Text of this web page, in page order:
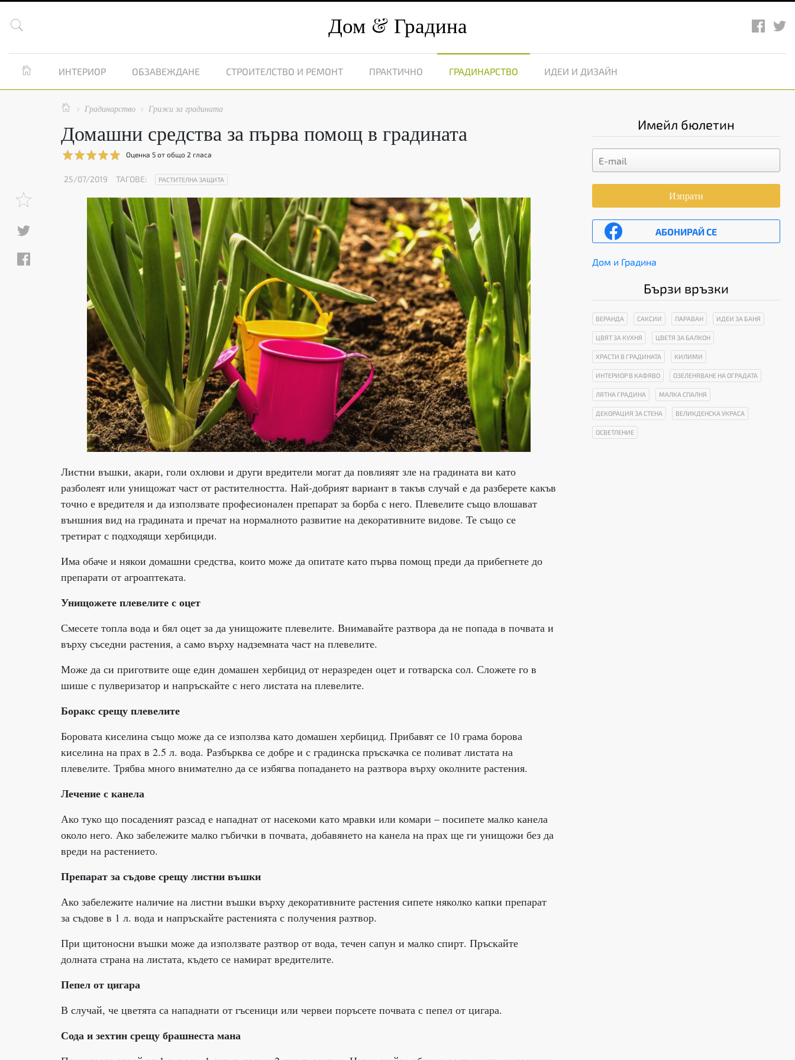
 Дом Градина
 ИНТЕРИОР ОБЗАВЕЖДАНЕ СТРОИТЕЛСТВО И РЕМОНТ ПРАКТИЧНО ГРАДИНАРСТВО ИДЕИ И ДИЗАЙН
  Градинарство  Грижи за градината
Домашни средства за първа помощ в градината
Оценка 5от общо 2 гласа
25/07/2019 ТАГОВЕ: РАСТИТЕЛНА ЗАЩИТА
Листни въшки, акари, голи охлюви и други вредители могат да повлияят зле на градината ви като
разболеят или унищожат част от растителността. Най-добрият вариант в такъв случай е да разберете какъв
точно е вредителя и да използвате професионален препарат за борба с него. Плевелите също влошават
външния вид на градината и пречат на нормалното развитие на декоративните видове. Те също се
третират с подходящи хербициди.
Има обаче и някои домашни средства, които може да опитате като първа помощ преди да прибегнете до
препарати от агроаптеката.
Унищожете плевелите с оцет
Смесете топла вода и бял оцет за да унищожите плевелите. Внимавайте разтвора да не попада в почвата и
върху съседни растения, а само върху надземната част на плевелите.
Може да си приготвите още един домашен хербицид от неразреден оцет и готварска сол. Сложете го в
шише с пулверизатор и напръскайте с него листата на плевелите.
Боракс срещу плевелите
Боровата киселина също може да се използва като домашен хербицид. Прибавят се 10 грама борова
киселина на прах в 2.5 л. вода. Разбърква се добре и с градинска пръскачка се поливат листата на
плевелите. Трябва много внимателно да се избягва попадането на разтвора върху околните растения.
Лечение с канела
Ако туко що посаденият разсад е нападнат от насекоми като мравки или комари – посипете малко канела
около него. Ако забележите малко гъбички в почвата, добавянето на канела на прах ще ги унищожи без да
вреди на растението.
Препарат за съдове срещу листни въшки
Ако забележите наличие на листни въшки върху декоративните растения сипете няколко капки препарат
за съдове в 1 л. вода и напръскайте растенията с получения разтвор.
При щитоносни въшки може да използвате разтвор от вода, течен сапун и малко спирт. Пръскайте
долната страна на листата, където се намират вредителите.
Пепел от цигара
В случай, че цветята са нападнати от гъсеници или червеи поръсете почвата с пепел от цигара.
Сода и зехтин срещу брашнеста мана
Имейл бюлетин
Изпрати
АБОНИРАЙ СЕ
Дом и Градина
Бързи връзки
ВЕРАНДА САКСИИ ПАРАВАН ИДЕИ ЗА БАНЯ
ЦВЯТ ЗА КУХНЯ ЦВЕТЯ ЗА БАЛКОН
ХРАСТИ В ГРАДИНАТА КИЛИМИ
ИНТЕРИОР В КАФЯВО ОЗЕЛЕНЯВАНЕ НА ОГРАДАТА
ЛЯТНА ГРАДИНА МАЛКА СПАЛНЯ
ДЕКОРАЦИЯ ЗА СТЕНА ВЕЛИКДЕНСКА УКРАСА
ОСВЕТЛЕНИЕ